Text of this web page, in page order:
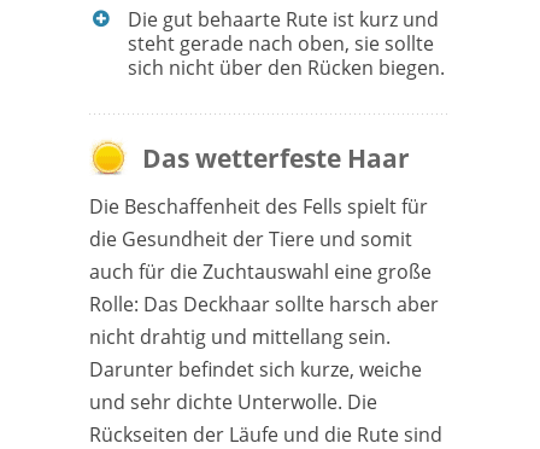
Die gut behaarte Rute ist kurz und
steht gerade nach oben, sie sollte
sich nicht über den Rücken biegen.
Das wetterfeste Haar
Die Beschaffenheit des Fells spielt für
die Gesundheit der Tiere und somit
auch für die Zuchtauswahl eine große
Rolle: Das Deckhaar sollte harsch aber
nicht drahtig und mittellang sein.
Darunter befindet sich kurze, weiche
und sehr dichte Unterwolle. Die
Rückseiten der Läufe und die Rute sind